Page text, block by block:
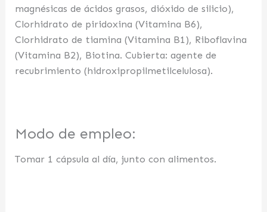
magnésicas de ácidos grasos, dióxido de silicio),
Clorhidrato de piridoxina (Vitamina B6),
Clorhidrato de tiamina (Vitamina B1), Riboflavina
(Vitamina B2), Biotina. Cubierta: agente de
recubrimiento (hidroxipropilmetilcelulosa).
Modo de empleo:
Tomar 1 cápsula al día, junto con alimentos.